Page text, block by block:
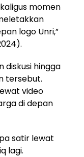
momen
logo Unri,”
diskusi hingga
tersebut.
video
di depan
satir lewat
lagi.